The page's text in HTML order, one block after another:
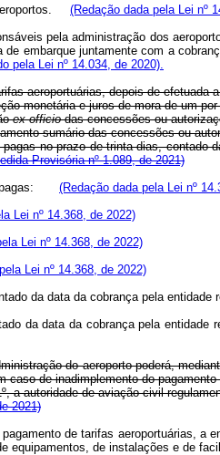
(Redação dada pela Lei nº
pela administração dos
embarque juntamente com a
pela Lei nº 14.034, de 2020).
aeroportuárias, depois de
monetária e juros de mora de um
ex officiodas concessões ou
sumário das concessões ou
no prazo de trinta dias, contado
Provisória nº 1.089, de 2021)
pagas: (Redação dada pela Lei nº
Lei nº 14.368, de 2022)
Lei nº 14.368, de 2022)
Lei nº 14.368, de 2022)
da data da cobrança pela
da data da cobrança pela
do aeroporto poderá,
caso de inadimplemento do
a autoridade de aviação civil
2021)
de tarifas aeroportuárias, a
equipamentos, de instalações e de